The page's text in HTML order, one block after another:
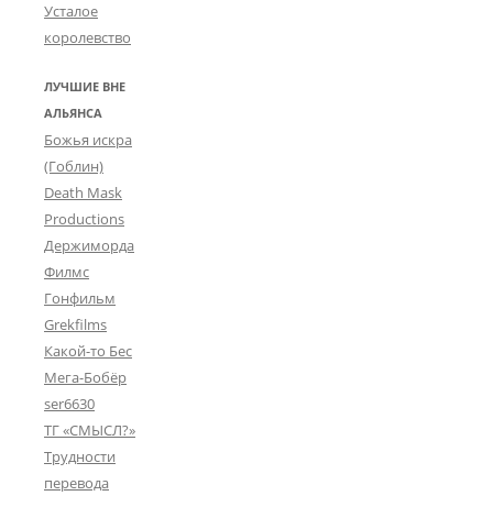
Усталое
королевство
ЛУЧШИЕ ВНЕ
АЛЬЯНСА
Божья искра
(Гоблин)
Death Mask
Productions
Держиморда
Филмс
Гонфильм
Grekfilms
Какой-то Бес
Мега-Бобёр
ser6630
ТГ «СМЫСЛ?»
Трудности
перевода